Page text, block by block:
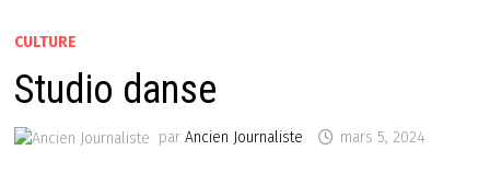
CULTURE
Studio danse
parAncien Journaliste mars 5, 2024